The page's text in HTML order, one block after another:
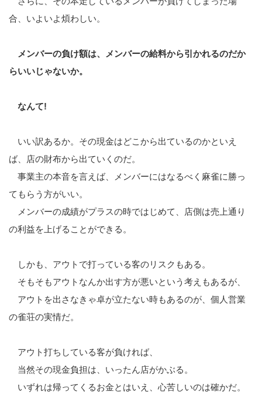
合、いよいよ煩わしい。
メンバーの負け額は、メンバーの給料から引かれるのだか
らいいじゃないか。
なんて!
いい訳あるか。その現金はどこから出ているのかといえ
ば、店の財布から出ていくのだ。
事業主の本音を言えば、メンバーにはなるべく麻雀に勝っ
てもらう方がいい。
メンバーの成績がプラスの時ではじめて、店側は売上通り
の利益を上げることができる。
しかも、アウトで打っている客のリスクもある。
そもそもアウトなんか出す方が悪いという考えもあるが、
アウトを出さなきゃ卓が立たない時もあるのが、個人営業
の雀荘の実情だ。
アウト打ちしている客が負ければ、
当然その現金負担は、いったん店がかぶる。
いずれは帰ってくるお金とはいえ、心苦しいのは確かだ。